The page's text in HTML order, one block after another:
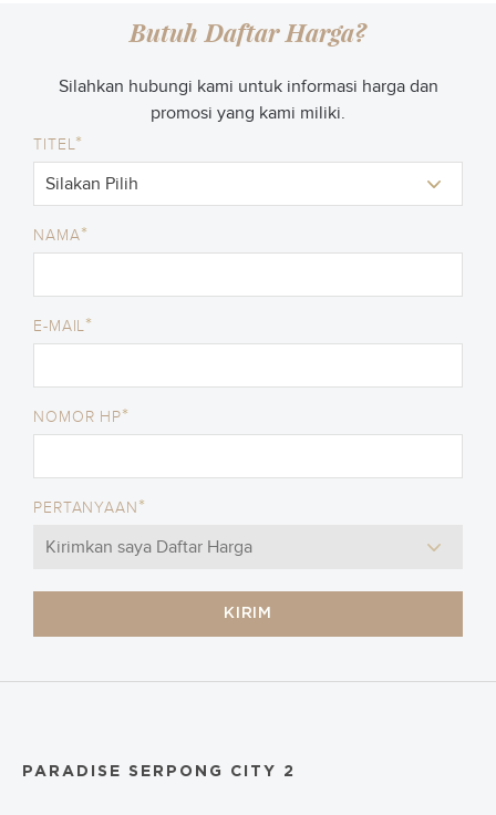
Butuh Daftar Harga?
Silahkan hubungi kami untuk informasi harga dan
promosi yang kami miliki.
TITEL*
NAMA*
E-MAIL*
NOMOR HP*
PERTANYAAN*
KIRIM
PARADISE SERPONG CITY 2